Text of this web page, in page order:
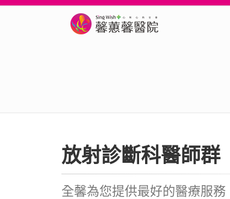
放射診斷科醫師群
全馨為您提供最好的醫療服務